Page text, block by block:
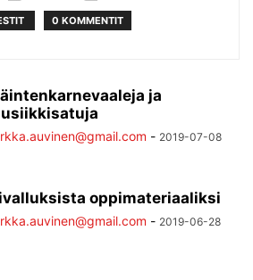
0 KOMMENTIT
ja
- 2019-07-08
oppimateriaaliksi
- 2019-06-28